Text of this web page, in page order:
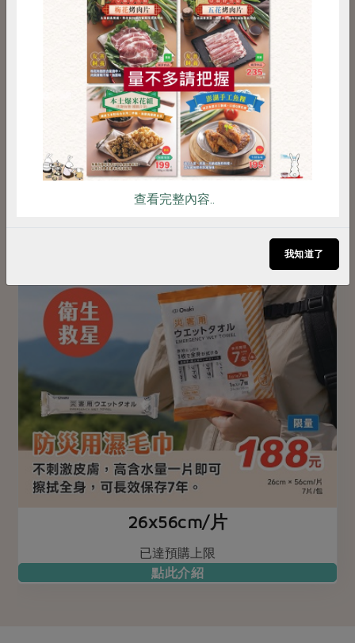
一次使用
59元/包
點此介紹
26x56cm/片
已達預購上限
點此介紹
RPET 食譜 減硝酸鹽
雞蛋 食安 共同購買
查看完整內容..
我知道了